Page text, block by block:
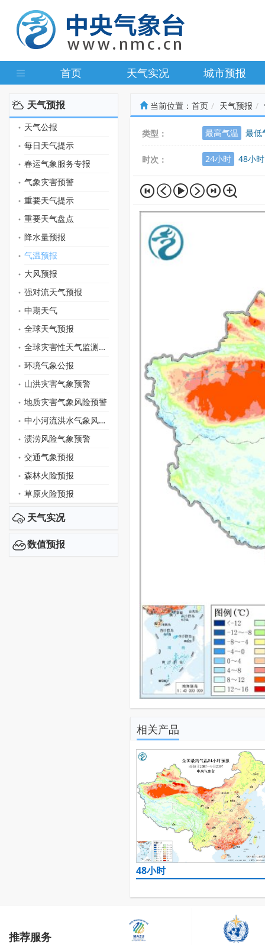
首页 天气实况 城市预报
天气预报
天气公报
每日天气提示
春运气象服务专报
气象灾害预警
重要天气提示
重要天气盘点
降水量预报
气温预报
大风预报
强对流天气预报
中期天气
全球天气预报
全球灾害性天气监测月报
环境气象公报
山洪灾害气象预警
地质灾害气象风险预警
中小河流洪水气象风险预警
渍涝风险气象预警
交通气象预报
森林火险预报
草原火险预报
天气实况
数值预报
当前位置： 首页 天气预报
类型： 最高气温 最低
时次： 24小时 48小时
相关产品
48小时
推荐服务